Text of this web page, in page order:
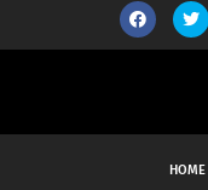
HOME